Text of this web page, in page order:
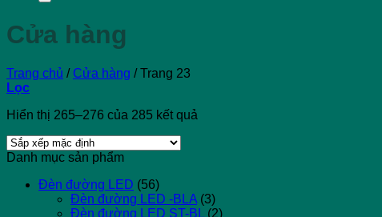
Cửa hàng
Trang chủ / Cửa hàng /Trang 23
Lọc
Hiển thị 265–276 của 285 kết quả
Danh mục sản phẩm
Đèn đường LED (56)
Đèn đường LED -BLA (3)
Đèn đường LED ST-BL (2)